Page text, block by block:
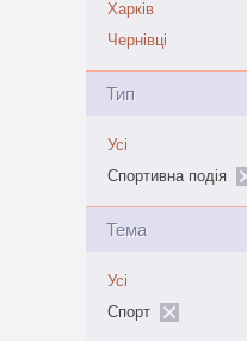
Харків
Чернівці
Тип
Усі
Спортивна подія
Тема
Усі
Спорт